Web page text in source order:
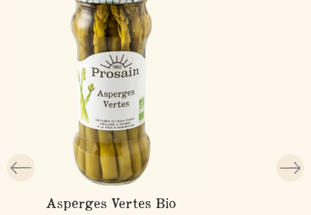
Asperges Vertes Bio